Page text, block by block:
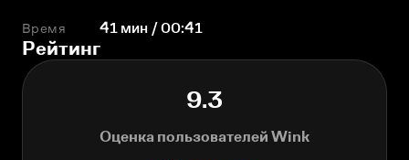
Время 41 мин / 00:41
Рейтинг
9.3
Оценка пользователей Wink